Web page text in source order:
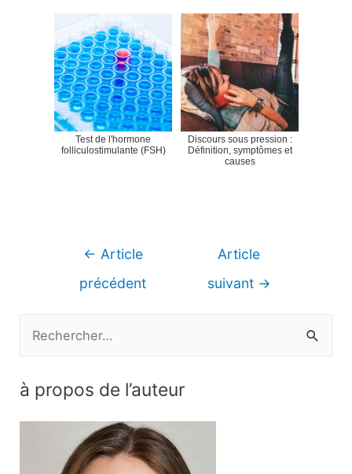
Test de l'hormone
folliculostimulante (FSH)
Discours sous pression :
Définition, symptômes et
causes
Navigation
← Article
précédent
Article
suivant →
h
à propos de l’auteur